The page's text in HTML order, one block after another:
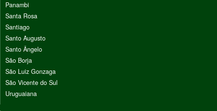
Panambi
Santa Rosa
Santiago
Santo Augusto
Santo Ângelo
São Borja
São Luiz Gonzaga
São Vicente do Sul
Uruguaiana